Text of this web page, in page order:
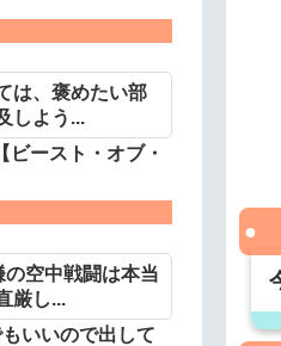
は、褒めたい部
しよう...
ビースト・オブ・
空中戦闘は本当
厳し...
いいので出して